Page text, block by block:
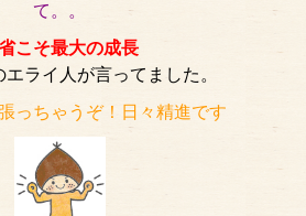
て。。
こそ最大の成長
ライ人が言ってました。
っちゃうぞ！日々精進です